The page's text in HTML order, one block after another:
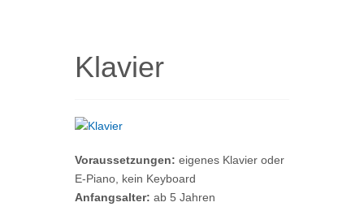
Klavier
Voraussetzungen: eigenes Klavier oder
E-Piano, kein Keyboard
Anfangsalter: ab 5 Jahren